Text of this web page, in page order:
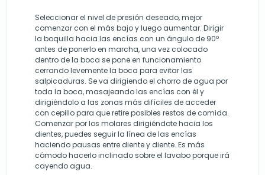
Seleccionar el nivel de presión deseado, mejor
comenzar con el más bajo y luego aumentar. Dirigir
la boquilla hacia las encías con un ángulo de 90º
antes de ponerlo en marcha, una vez colocado
dentro de la boca se pone en funcionamiento
cerrando levemente la boca para evitar las
salpicaduras. Se va dirigiendo el chorro de agua por
toda la boca, masajeando las encías con él y
dirigiéndolo a las zonas más difíciles de acceder
con cepillo para que retire posibles restos de comida.
Comenzar por los molares dirigiéndote hacia los
dientes, puedes seguir la línea de las encías
haciendo pausas entre diente y diente. Es más
cómodo hacerlo inclinado sobre el lavabo porque irá
cayendo agua.